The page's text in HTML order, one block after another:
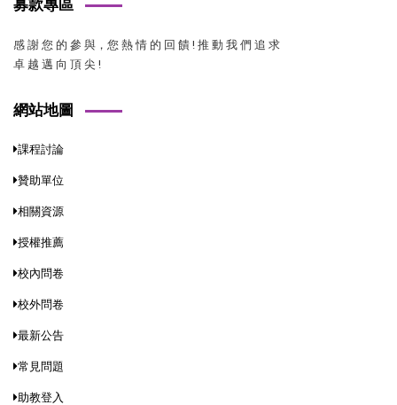
感 謝 您 的 參 與，您 熱 情 的 回 饋 ! 推 動 我 們 追 求
卓 越 邁 向 頂 尖 !
網站地圖
課程討論
贊助單位
相關資源
授權推薦
校內問卷
校外問卷
最新公告
常見問題
助教登入